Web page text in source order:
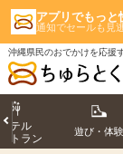
アプリでもっと
通知でセールも見
沖縄県民のおでかけを応援
ホテル
トラン
遊び・体験